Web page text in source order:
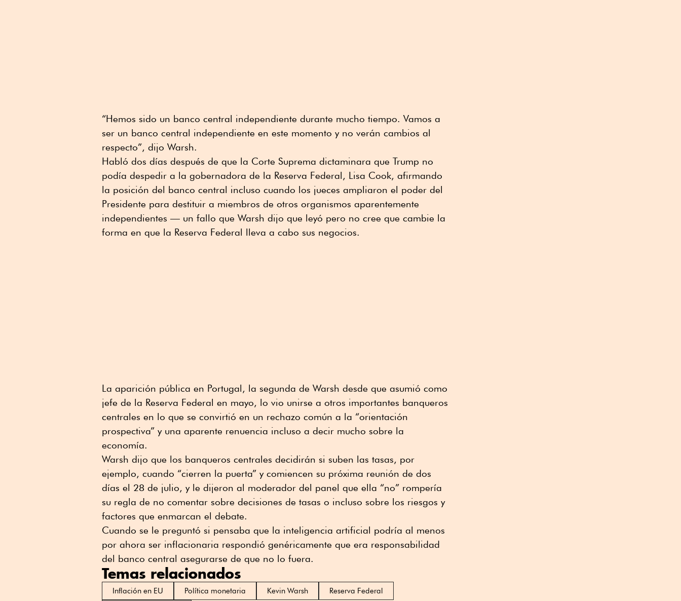
“Hemos sido un banco central independiente durante mucho tiempo. Vamos a
ser un banco central independiente en este momento y no verán cambios al
respecto”, dijo Warsh.
Habló dos días después de que la Corte Suprema dictaminara que Trump no
podía despedir a la gobernadora de la Reserva Federal, Lisa Cook, afirmando
la posición del banco central incluso cuando los jueces ampliaron el poder del
Presidente para destituir a miembros de otros organismos aparentemente
independientes — un fallo que Warsh dijo que leyó pero no cree que cambie la
forma en que la Reserva Federal lleva a cabo sus negocios.
La aparición pública en Portugal, la segunda de Warsh desde que asumió como
jefe de la Reserva Federal en mayo, lo vio unirse a otros importantes banqueros
centrales en lo que se convirtió en un rechazo común a la “orientación
prospectiva” y una aparente renuencia incluso a decir mucho sobre la
economía.
Warsh dijo que los banqueros centrales decidirán si suben las tasas, por
ejemplo, cuando “cierren la puerta” y comiencen su próxima reunión de dos
días el 28 de julio, y le dijeron al moderador del panel que ella “no” rompería
su regla de no comentar sobre decisiones de tasas o incluso sobre los riesgos y
factores que enmarcan el debate.
Cuando se le preguntó si pensaba que la inteligencia artificial podría al menos
por ahora ser inflacionaria respondió genéricamente que era responsabilidad
del banco central asegurarse de que no lo fuera.
Temas relacionados
Inflación en EU Política monetaria Kevin Warsh Reserva Federal